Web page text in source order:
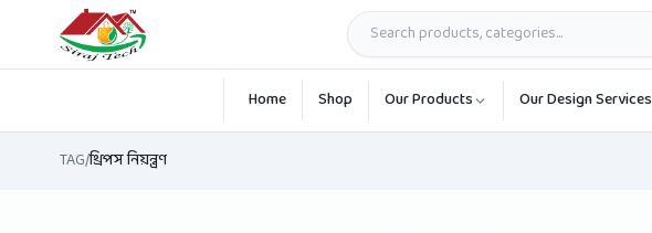
Skip to main content
Home Shop Our Products Our Design Services
TAG/থ্রিপস নিয়ন্ত্রণ